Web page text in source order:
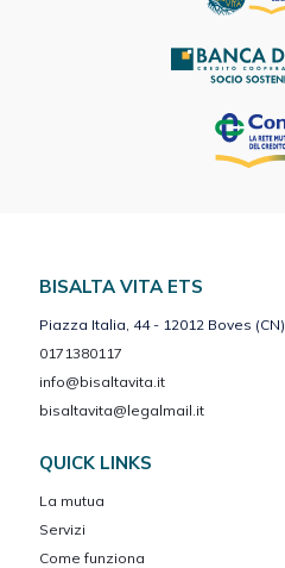
BISALTA VITA ETS
Piazza Italia, 44 - 12012 Boves (CN)
0171380117
info@bisaltavita.it
bisaltavita@legalmail.it
QUICK LINKS
La mutua
Servizi
Come funziona